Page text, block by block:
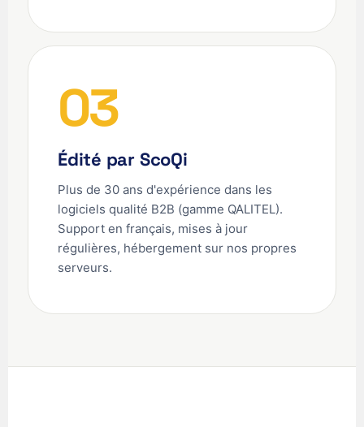
03
Édité par ScoQi
Plus de 30 ans d'expérience dans les
logiciels qualité B2B (gamme QALITEL).
Support en français, mises à jour
régulières, hébergement sur nos propres
serveurs.